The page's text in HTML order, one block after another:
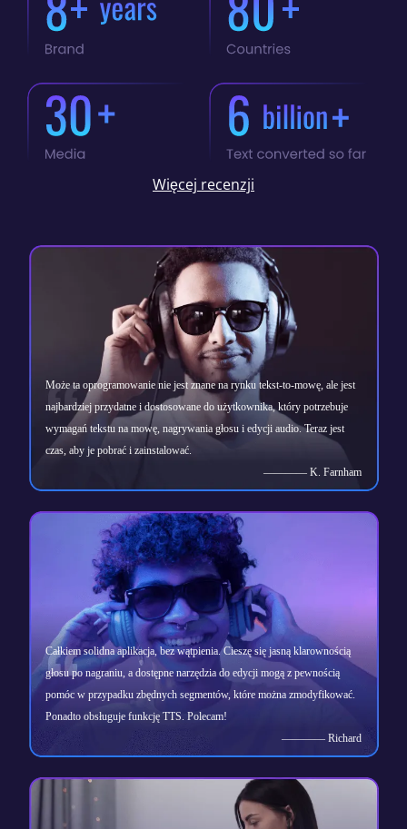
Więcej recenzji
Może ta oprogramowanie nie jest znane na rynku tekst-to-mowę, ale jest
najbardziej przydatne i dostosowane do użytkownika, który potrzebuje
wymagań tekstu na mowę, nagrywania głosu i edycji audio. Teraz jest
czas, aby je pobrać i zainstalować.
———— K. Farnham
Całkiem solidna aplikacja, bez wątpienia. Cieszę się jasną klarownością
głosu po nagraniu, a dostępne narzędzia do edycji mogą z pewnością
pomóc w przypadku zbędnych segmentów, które można zmodyfikować.
Ponadto obsługuje funkcję TTS. Polecam!
———— Richard